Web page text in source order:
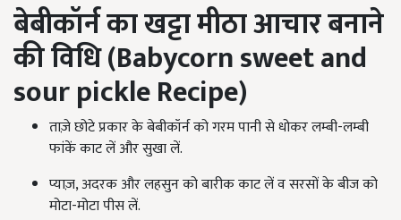
बेबीकॉर्न का खट्टा मीठा आचारबनाने
की विधि (Babycorn sweet and
sour pickle Recipe)
ताज़े छोटे प्रकार के बेबीकॉर्न को गरम पानी से धोकर लम्बी-लम्बी
फांकें काट लें और सुखा लें.
प्याज़, अदरक और लहसुन को बारीक काट लें व सरसों के बीज को
मोटा-मोटा पीस लें.